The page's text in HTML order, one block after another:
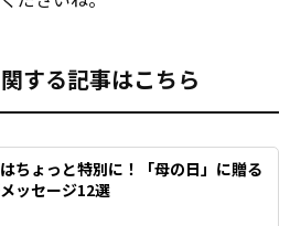
する記事はこちら
ちょっと特別に！「母の日」に贈る
ッセージ12選